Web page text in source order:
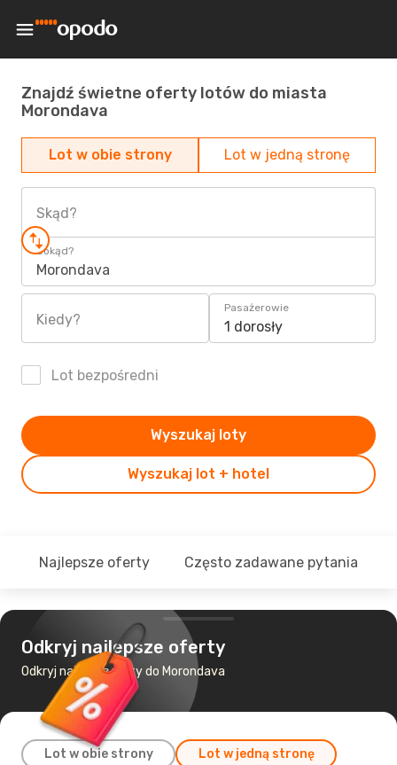
Znajdź świetne oferty lotów do miasta
Morondava
Lot w obie strony Lot w jedną stronę
Skąd?
Dokąd?
Morondava
Kiedy?
Pasażerowie
1 dorosły
Lot bezpośredni
Wyszukaj lot + hotel
Wyszukaj loty
Najlepsze oferty Często zadawane pytania
Odkryj najlepsze oferty
Odkryj najtańsze loty do Morondava
Lot w obie strony Lot w jedną stronę